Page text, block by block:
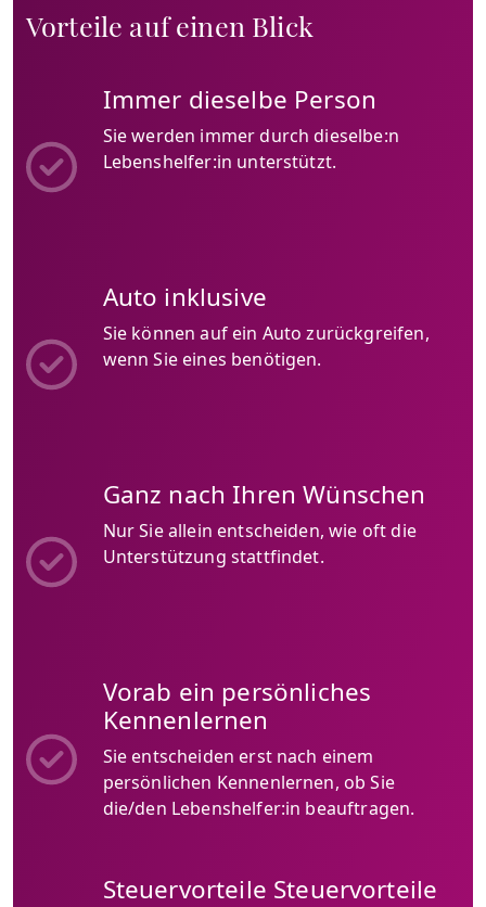
Vorteile auf einen Blick
Immer dieselbe Person
Sie werden immer durch dieselbe:n
Lebenshelfer:in unterstützt.
Auto inklusive
Sie können auf ein Auto zurückgreifen,
wenn Sie eines benötigen.
Ganz nach Ihren Wünschen
Nur Sie allein entscheiden, wie oft die
Unterstützung stattfindet.
Vorab ein persönliches
Kennenlernen
Sie entscheiden erst nach einem
persönlichen Kennenlernen, ob Sie
die/den Lebenshelfer:in beauftragen.
Steuervorteile Steuervorteile